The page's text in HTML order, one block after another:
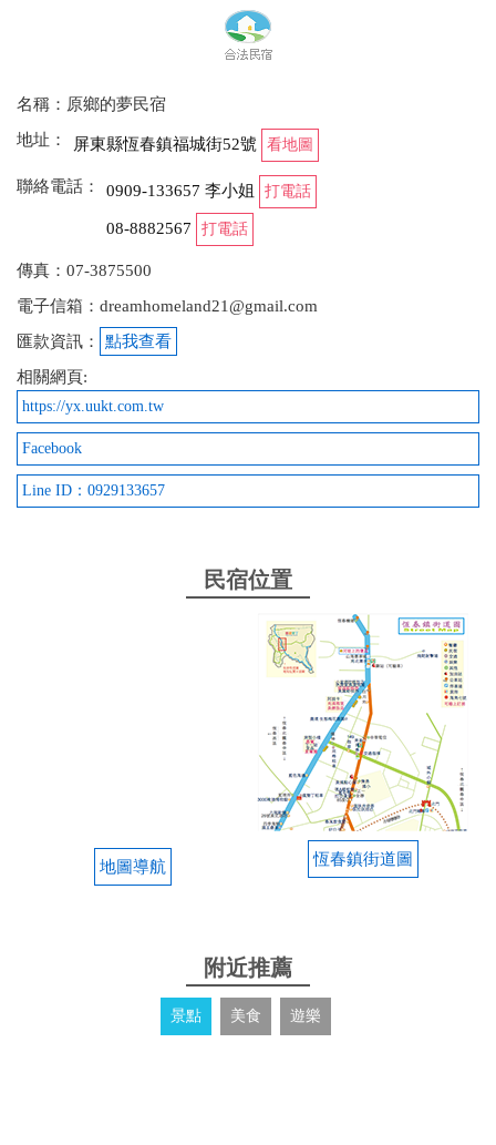
名稱：原鄉的夢民宿
地址：
屏東縣恆春鎮福城街52號 看地圖
聯絡電話： 0909-133657 李小姐 打電話
08-8882567 打電話
傳真：07-3875500
電子信箱：dreamhomeland21@gmail.com
匯款資訊：
點我查看
相關網頁:
https://yx.uukt.com.tw
Facebook
Line ID：0929133657
民宿位置
地圖導航 恆春鎮街道圖
附近推薦
景點 美食 遊樂